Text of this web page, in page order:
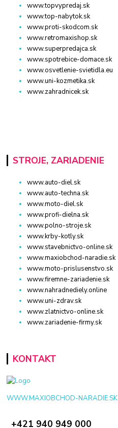
www.topvypredaj.sk
www.top-nabytok.sk
www.proti-skodcom.sk
www.retromaxishop.sk
www.superpredajca.sk
www.spotrebice-domace.sk
www.osvetlenie-svietidla.eu
www.uni-kozmetika.sk
www.zahradnicek.sk
STROJE, ZARIADENIE
www.auto-diel.sk
www.auto-techna.sk
www.moto-diel.sk
www.profi-dielna.sk
www.polno-stroje.sk
www.krby-kotly.sk
www.stavebnictvo-online.sk
www.maxiobchod-naradie.sk
www.moto-prislusenstvo.sk
www.firemne-zariadenie.sk
www.nahradnediely.online
www.uni-zdrav.sk
www.zlatnictvo-online.sk
www.zariadenie-firmy.sk
KONTAKT
WWW.MAXIOBCHOD-NARADIE.SK
+421 940 949 000